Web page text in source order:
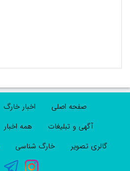
صفحه اصلی اخبار خارگ
آگهی و تبلیغات
همه اخبار
گالری تصویر
خارگ شناسی